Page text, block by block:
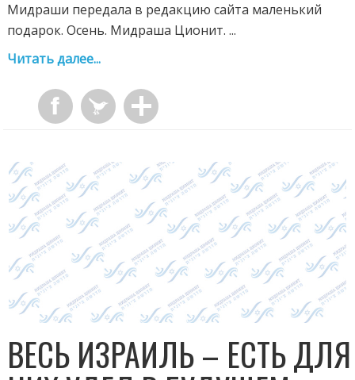
Мидраши передала в редакцию сайта маленький
подарок. Осень. Мидраша Ционит. ...
Читать далее...
ВЕСЬ ИЗРАИЛЬ – ЕСТЬ ДЛЯ